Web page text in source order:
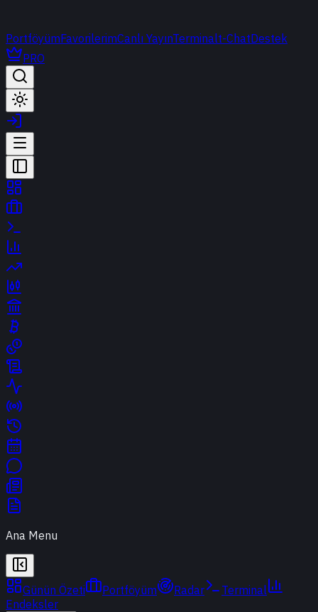
PortföyümFavorilerimCanlı YayınTerminalt-ChatDestek
PRO
Ana Menu
Günün Özeti Portföyüm Radar
Terminal
Endeksler